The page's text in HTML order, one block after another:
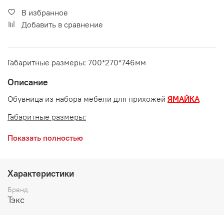
В избранное
Добавить в сравнение
Габаритные размеры: 700*270*746мм
Описание
Обувница из набора мебели для прихожей ЯМАЙКА
Габаритные размеры:
длина 700 мм
высота 746 мм
Возможные расцветки:
Венге/Дуб молочный
Показать полностью
Характеристики
Бренд
Тэкс